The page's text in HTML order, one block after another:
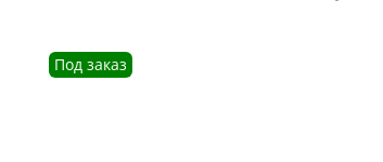
Под заказ